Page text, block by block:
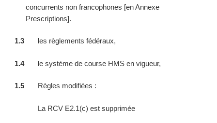
concurrents non francophones [en Annexe
Prescriptions].
1.3 les règlements fédéraux,
1.4le système de course HMS en vigueur,
1.5 Règles modifiées :
La RCV E2.1(c) est supprimée